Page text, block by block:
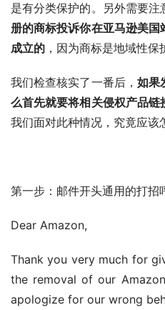
是有分类保护的。另外需要注
册的商标投诉你在亚马逊美
成立的 ，因为商标是地域性保
我们检查核实了一番后， 如果
么首先就要将相关侵权产品链
我们面对此种情况，究竟应该
第一步：邮件开头通用的打招
Dear Amazon,
Thank you very much for
the removal of our
apologize for our wrong